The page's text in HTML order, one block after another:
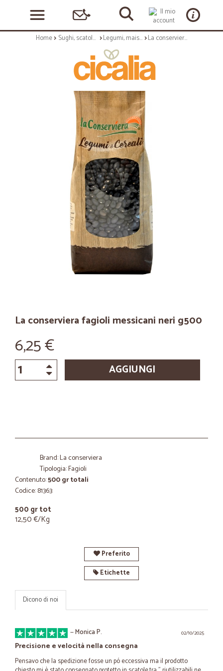
Home Sughi, scatolame e condimenti Legumi, mais e cereali La conserviera fagioli messicani neri g500
La conserviera fagioli messicani neri g500
6,25 €
AGGIUNGI
Brand: La conserviera
Tipologia: Fagioli
Contenuto:500 gr totali
Codice: 81363
500 gr tot
12,50 €/Kg
Preferito
Etichette
Dicono di noi
02/10/2025
—Monica P.
Precisione e velocità nella consegna
Pensavo che la spedizione fosse un pó eccessiva ma il prodotto